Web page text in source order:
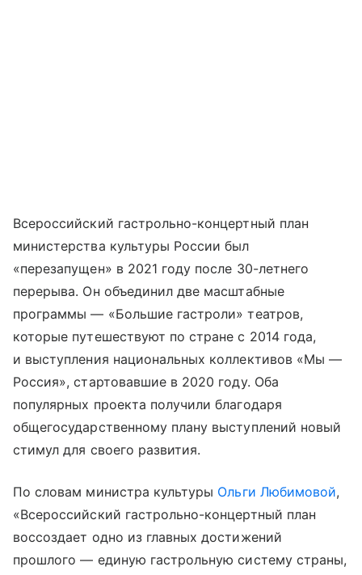
Всероссийский гастрольно-концертный план
министерства культуры России был
«перезапущен» в 2021 году после 30-летнего
перерыва. Он объединил две масштабные
программы — «Большие гастроли» театров,
которые путешествуют по стране с 2014 года,
и выступления национальных коллективов «Мы —
Россия», стартовавшие в 2020 году. Оба
популярных проекта получили благодаря
общегосударственному плану выступлений новый
стимул для своего развития.
По словам министра культуры Ольги Любимовой,
«Всероссийский гастрольно-концертный план
воссоздает одно из главных достижений
прошлого — единую гастрольную систему страны,